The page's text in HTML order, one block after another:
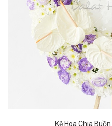
Kệ Hoa Chia